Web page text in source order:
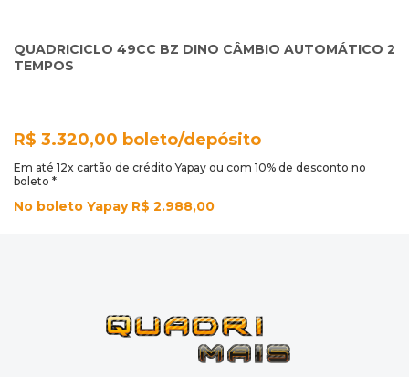
QUADRICICLO 49CC BZ DINO CÂMBIO AUTOMÁTICO 2
TEMPOS
R$ 3.320,00 boleto/depósito
Em até 12x cartão de crédito Yapay ou com 10% de desconto no
boleto *
No boleto Yapay R$ 2.988,00